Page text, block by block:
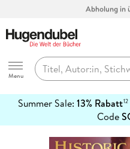
Abholung in
Hugendubel
Menu
Summer Sale: 13% Rabatt12
Code
erfahren